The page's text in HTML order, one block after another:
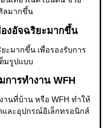
ลมากขึ้น
งอัจฉริยะมากขึ้น
ะมากขึ้น เพื่อรองรับการ
มรูปแบบ
การทำงาน WFH
านที่บ้าน หรือ WFH ทำให้
และอุปกรณ์อิเล็กทรอนิกส์